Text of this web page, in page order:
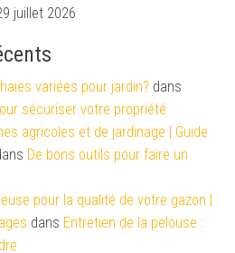
juillet 2026
variées pour jardin? dans
sécuriser votre propriété
agricoles et de jardinage | Guide
De bons outils pour faire un
pour la qualité de votre gazon |
dans Entretien de la pelouse :